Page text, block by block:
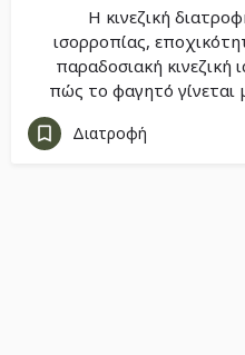
Η κινεζική
ισορροπίας,
παραδοσιακή κινεζική
πώς το φαγητό γίνεται
Διατροφή